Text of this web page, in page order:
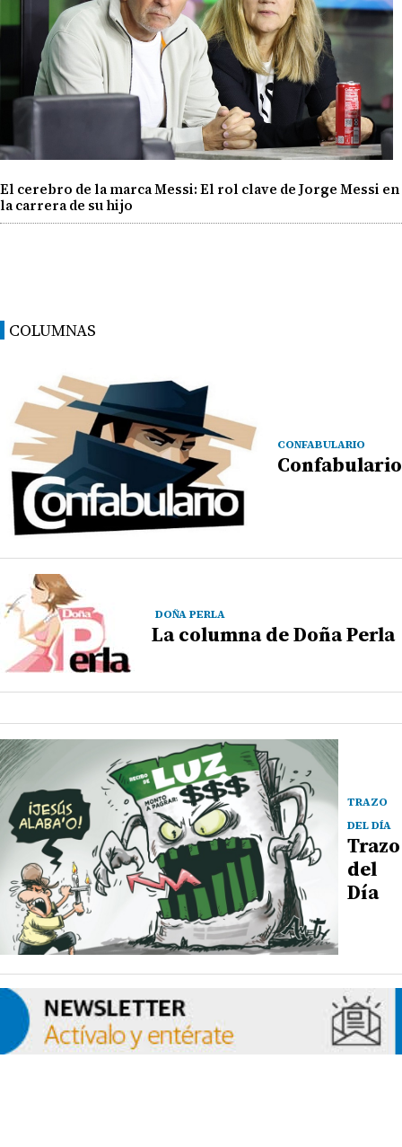
El cerebro de la marca Messi: El rol clave de Jorge Messi en
la carrera de su hijo
COLUMNAS
CONFABULARIO
Confabulario
DOÑA PERLA
La columna de Doña Perla
TRAZO
DEL DÍA
Trazo
del
Día